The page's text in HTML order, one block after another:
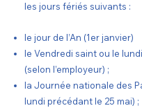
les jours fériés suivants :
le jour de l’An (1er janvier)
le Vendredi saint ou le
(selon l’employeur) ;
la Journée nationale des
lundi précédant le 25 mai) ;